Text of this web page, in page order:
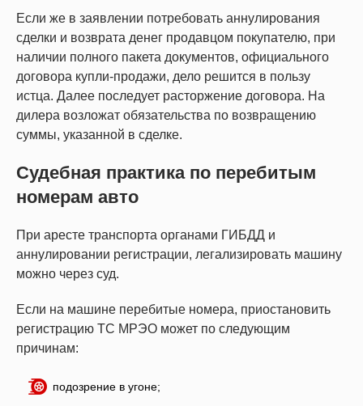
Если же в заявлении потребовать аннулирования
сделки и возврата денег продавцом покупателю, при
наличии полного пакета документов, официального
договора купли-продажи, дело решится в пользу
истца. Далее последует расторжение договора. На
дилера возложат обязательства по возвращению
суммы, указанной в сделке.
Судебная практика по перебитым
номерам авто
При аресте транспорта органами ГИБДД и
аннулировании регистрации, легализировать машину
можно через суд.
Если на машине перебитые номера, приостановить
регистрацию ТС МРЭО может по следующим
причинам:
подозрение в угоне;